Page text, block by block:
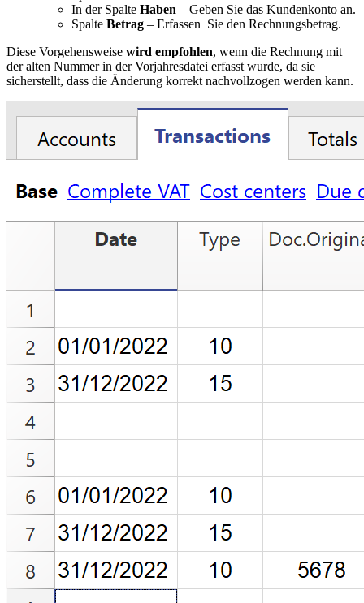
In der Spalte Haben – Geben Sie das Kundenkonto an.
Spalte Betrag – Erfassen Sie den Rechnungsbetrag.
Diese Vorgehensweise wird empfohlen, wenn die Rechnung mit
der alten Nummer in der Vorjahresdatei erfasst wurde, da sie
sicherstellt, dass die Änderung korrekt nachvollzogen werden kann.